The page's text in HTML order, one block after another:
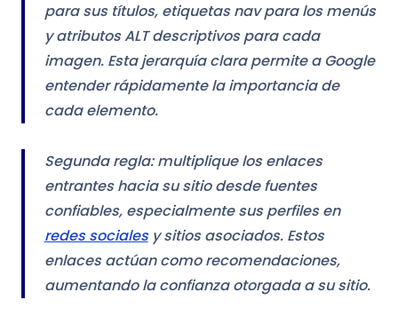
para sus títulos, etiquetas nav para los menús
y atributos ALT descriptivos para cada
imagen. Esta jerarquía clara permite a Google
entender rápidamente la importancia de
cada elemento.
Segunda regla: multiplique los enlaces
entrantes hacia su sitio desde fuentes
confiables, especialmente sus perfiles en
redes socialesy sitios asociados. Estos
enlaces actúan como recomendaciones,
aumentando la confianza otorgada a su sitio.